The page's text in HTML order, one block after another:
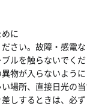
に
さい。故障・感電
ルを触らないでく
物が入らないよう
場所、直接日光の
しするときは、必